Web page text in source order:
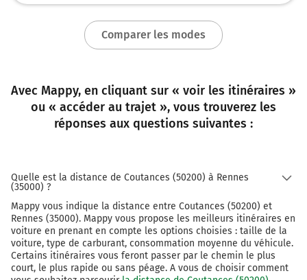
Continuer Place du Bas des Lices sur 50 mètres
sur 95 mètres
136 km
Tourner à gauche sur Rue de la Monnaie et
136 km
sur 70 mètres
Tourner à gauche sur Rue Duguesclin et continuer
sur 80 mètres
137 km
Comparer les modes
Avec Mappy, en cliquant sur « voir les itinéraires »
ou « accéder au trajet », vous trouverez les
réponses aux questions suivantes :
Quelle est la distance de Coutances (50200) à Rennes
(35000) ?
Mappy vous indique la distance entre Coutances (50200) et
Rennes (35000). Mappy vous propose les meilleurs itinéraires en
voiture en prenant en compte les options choisies : taille de la
voiture, type de carburant, consommation moyenne du véhicule.
Certains itinéraires vous feront passer par le chemin le plus
court, le plus rapide ou sans péage. A vous de choisir comment